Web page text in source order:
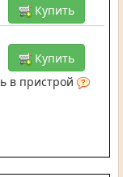
Купить
Купить
в пристрой